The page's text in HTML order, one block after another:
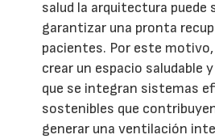
salud la arquitectura puede
garantizar una pronta
pacientes. Por este
crear un espacio saludable
que se integran sistemas
sostenibles que
generar una ventilación